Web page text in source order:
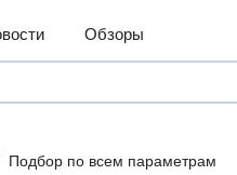
Обзоры
Подбор по всем параметрам